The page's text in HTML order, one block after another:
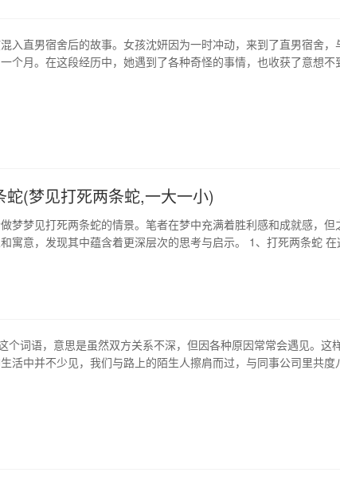
入直男宿舍后的故事。女孩沈妍因为一时冲动，来到了直男宿舍，
个月。在这段经历中，她遇到了各种奇怪的事情，也收获了意想不
蛇(梦见打死两条蛇,一大一小)
梦梦见打死两条蛇的情景。笔者在梦中充满着胜利感和成就感，但
寓意，发现其中蕴含着更深层次的思考与启示。 1、打死两条蛇 在
征意义 在中国文…
个词语，意思是虽然双方关系不深，但因各种原因常常会遇见。这
活中并不少见，我们与路上的陌生人擦肩而过，与同事公司里共度